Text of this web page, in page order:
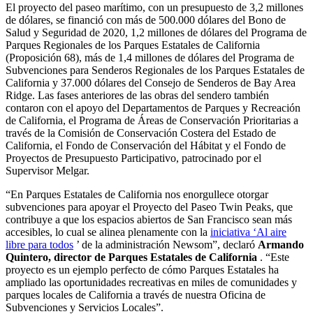
El proyecto del paseo marítimo, con un presupuesto de 3,2 millones
de dólares, se financió con más de 500.000 dólares del Bono de
Salud y Seguridad de 2020, 1,2 millones de dólares del Programa de
Parques Regionales de los Parques Estatales de California
(Proposición 68), más de 1,4 millones de dólares del Programa de
Subvenciones para Senderos Regionales de los Parques Estatales de
California y 37.000 dólares del Consejo de Senderos de Bay Area
Ridge. Las fases anteriores de las obras del sendero también
contaron con el apoyo del Departamentos de Parques y Recreación
de California, el Programa de Áreas de Conservación Prioritarias a
través de la Comisión de Conservación Costera del Estado de
California, el Fondo de Conservación del Hábitat y el Fondo de
Proyectos de Presupuesto Participativo, patrocinado por el
Supervisor Melgar.
“En Parques Estatales de California nos enorgullece otorgar
subvenciones para apoyar el Proyecto del Paseo Twin Peaks, que
contribuye a que los espacios abiertos de San Francisco sean más
accesibles, lo cual se alinea plenamente con la iniciativa ‘Al aire
libre para todos ’ de la administración Newsom”, declaró Armando
Quintero, director de Parques Estatales de California . “Este
proyecto es un ejemplo perfecto de cómo Parques Estatales ha
ampliado las oportunidades recreativas en miles de comunidades y
parques locales de California a través de nuestra Oficina de
Subvenciones y Servicios Locales”.